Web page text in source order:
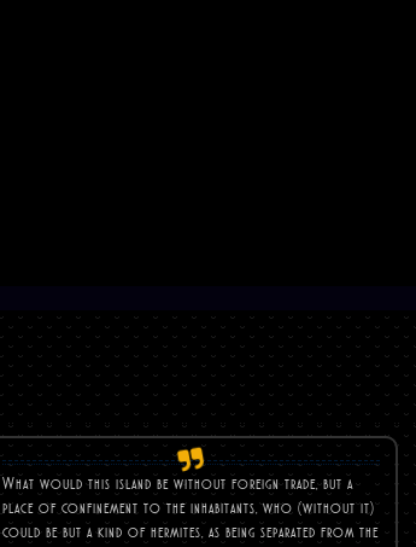
What would this island be without foreign trade, but a
place of confinement to the inhabitants, who (without it)
could be but a kind of hermites, as being separated from the